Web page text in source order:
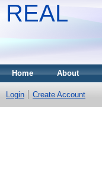
REAL
Home About
Login Create Account